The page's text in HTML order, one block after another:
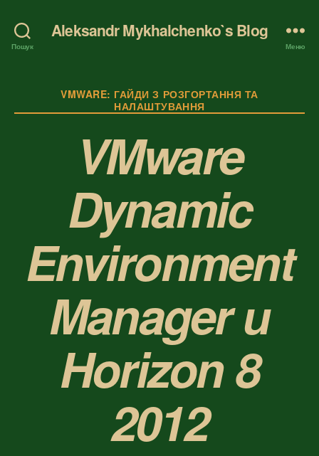
Пошук
Aleksandr Mykhalchenko`s Blog
Меню
Категорії
VMWARE: ГАЙДИ З РОЗГОРТАННЯ ТА
НАЛАШТУВАННЯ
VMware
Dynamic
Environment
Manager и
Horizon 8
2012